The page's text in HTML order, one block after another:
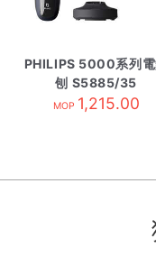
PHILIPS 5000系列
刨 S5885/35
MOP 1,215.00